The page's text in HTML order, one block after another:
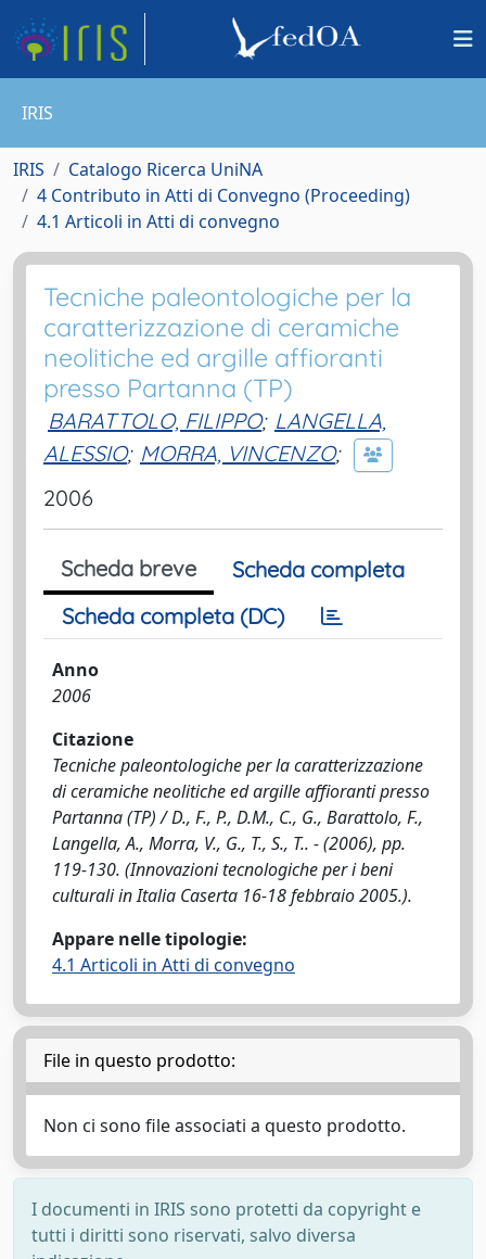
IRIS
IRIS
Catalogo Ricerca UniNA
4 Contributo in Atti di Convegno (Proceeding)
4.1 Articoli in Atti di convegno
Tecniche paleontologiche per la
caratterizzazione di ceramiche
neolitiche ed argille affioranti
presso Partanna (TP)
BARATTOLO, FILIPPO; LANGELLA,
ALESSIO; MORRA, VINCENZO;
2006
Scheda breve
Scheda completa
Scheda completa (DC)
Anno
2006
Citazione
Tecniche paleontologiche per la caratterizzazione
di ceramiche neolitiche ed argille affioranti presso
Partanna (TP) / D., F., P., D.M., C., G., Barattolo, F.,
Langella, A., Morra, V., G., T., S., T.. - (2006), pp.
119-130. (Innovazioni tecnologiche per i beni
culturali in Italia Caserta 16-18 febbraio 2005.).
Appare nelle tipologie:
4.1 Articoli in Atti di convegno
File in questo prodotto:
Non ci sono file associati a questo prodotto.
I documenti in IRIS sono protetti da copyright e
tutti i diritti sono riservati, salvo diversa